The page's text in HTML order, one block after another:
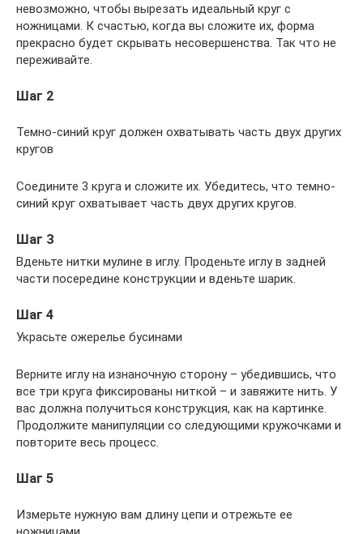
невозможно, чтобы вырезать идеальный круг с
ножницами. К счастью, когда вы сложите их, форма
прекрасно будет скрывать несовершенства. Так что не
переживайте.
Шаг 2
Темно-синий круг должен охватывать часть двух других
кругов
Соедините 3 круга и сложите их. Убедитесь, что темно-
синий круг охватывает часть двух других кругов.
Шаг 3
Вденьте нитки мулине в иглу. Проденьте иглу в задней
части посередине конструкции и вденьте шарик.
Шаг 4
Украсьте ожерелье бусинами
Верните иглу на изнаночную сторону – убедившись, что
все три круга фиксированы ниткой – и завяжите нить. У
вас должна получиться конструкция, как на картинке.
Продолжите манипуляции со следующими кружочками и
повторите весь процесс.
Шаг 5
Измерьте нужную вам длину цепи и отрежьте ее